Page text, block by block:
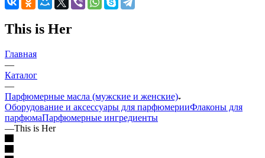
This is Her
Главная
—
Каталог
—
Парфюмерные масла (мужские и женские)
Оборудование и аксессуары для парфюмерииФлаконы для
парфюмаПарфюмерные ингредиенты
—This is Her